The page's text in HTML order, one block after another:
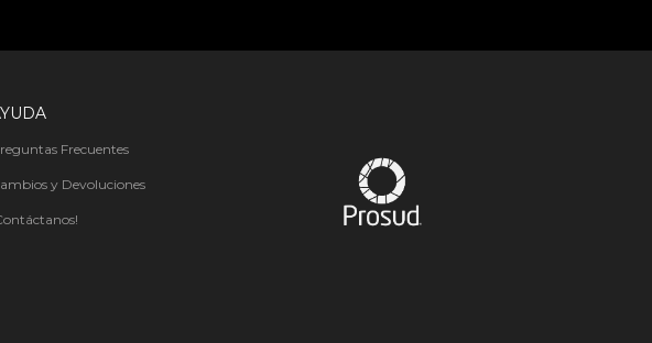
Frecuentes
y Devoluciones